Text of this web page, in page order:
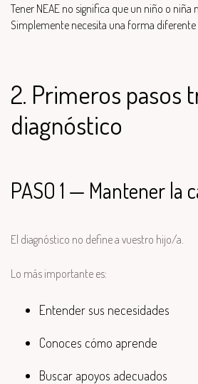
Tener NEAE no significa que un niño o niña
Simplemente necesita una forma
2. Primeros pasos
diagnóstico
PASO 1 — Mantener la
El diagnóstico no define a vuestro hijo/a.
Lo más importante es:
Entender sus necesidades
Conoces cómo aprende
Buscar apoyos adecuados